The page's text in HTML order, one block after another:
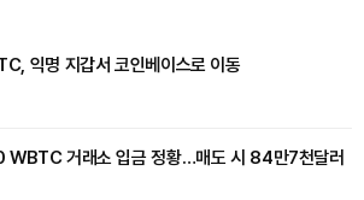
익명 지갑서 코인베이스로 이동
WBTC 거래소 입금 정황…매도 시 84만7천달러